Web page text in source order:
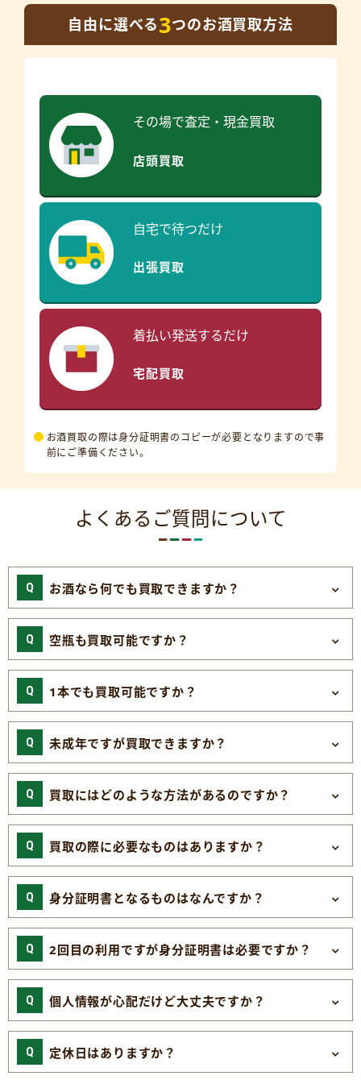
自由に選べる3つのお酒買取方法
その場で査定・現金買取
店頭買取
自宅で待つだけ
出張買取
着払い発送するだけ
宅配買取
お酒買取の際は身分証明書のコピーが必要となりますので事
前にご準備ください。
よくあるご質問について
お酒なら何でも買取できますか？
空瓶も買取可能ですか？
1本でも買取可能ですか？
未成年ですが買取できますか？
買取にはどのような方法があるのですか？
買取の際に必要なものはありますか？
身分証明書となるものはなんですか？
2回目の利用ですが身分証明書は必要ですか？
個人情報が心配だけど大丈夫ですか？
定休日はありますか？